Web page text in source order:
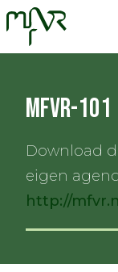
MFVR-101
Download
eigen
http://